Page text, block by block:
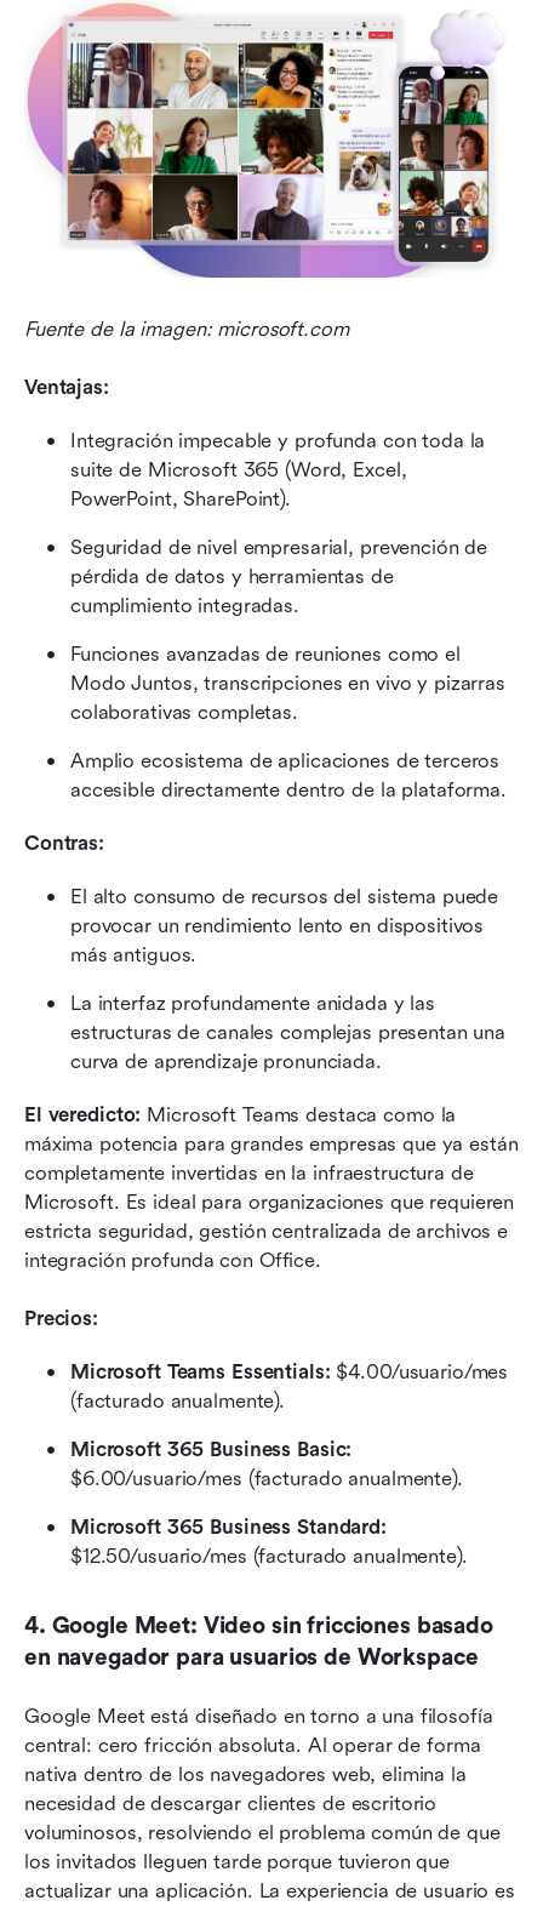
Fuente de la imagen: microsoft.com
Ventajas:
Integración impecable y profunda con toda la
suite de Microsoft 365 (Word, Excel,
PowerPoint, SharePoint).
Seguridad de nivel empresarial, prevención de
pérdida de datos y herramientas de
cumplimiento integradas.
Funciones avanzadas de reuniones como el
Modo Juntos, transcripciones en vivo y pizarras
colaborativas completas.
Amplio ecosistema de aplicaciones de terceros
accesible directamente dentro de la plataforma.
Contras:
El alto consumo de recursos del sistema puede
provocar un rendimiento lento en dispositivos
más antiguos.
La interfaz profundamente anidada y las
estructuras de canales complejas presentan una
curva de aprendizaje pronunciada.
El veredicto: Microsoft Teams destaca como la
máxima potencia para grandes empresas que ya están
completamente invertidas en la infraestructura de
Microsoft. Es ideal para organizaciones que requieren
estricta seguridad, gestión centralizada de archivos e
integración profunda con Office.
Precios:
Microsoft Teams Essentials: $4.00/usuario/mes
(facturado anualmente).
Microsoft 365 Business Basic:
$6.00/usuario/mes (facturado anualmente).
$12.50/usuario/mes (facturado anualmente).
4. Google Meet: Video sin fricciones basado
en navegador para usuarios de Workspace
Google Meet está diseñado en torno a una filosofía
central: cero fricción absoluta. Al operar de forma
nativa dentro de los navegadores web, elimina la
necesidad de descargar clientes de escritorio
voluminosos, resolviendo el problema común de que
los invitados lleguen tarde porque tuvieron que
actualizar una aplicación. La experiencia de usuario es